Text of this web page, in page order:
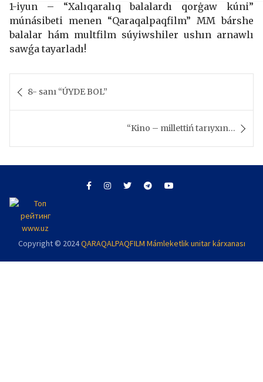
1-iyun – “Xalıqaralıq balalardı qorġaw kúni”
múnásibeti menen “Qaraqalpaqfilm” MM bárshe
balalar hám multfilm súyiwshiler ushın arnawlı
sawǵa tayarladı!
navigation
8- sanı “ÚYDE BOL”
“Kino – millettiń tarıyxın…
Copyright © 2024QARAQALPAQFILM Mámleketlik unitar kárxanası